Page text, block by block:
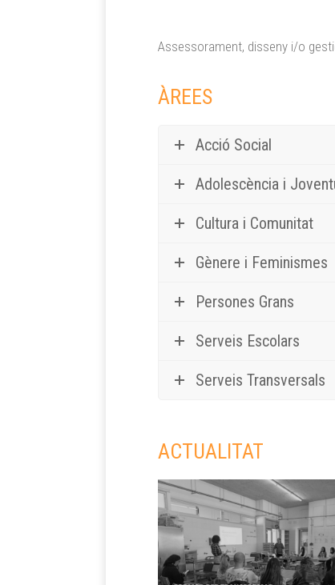
Assessorament, disseny i/o
ÀREES
Acció Social
Adolescència i
Cultura i Comunitat
Gènere i Feminismes
Persones Grans
Serveis Escolars
Serveis Transversals
ACTUALITAT